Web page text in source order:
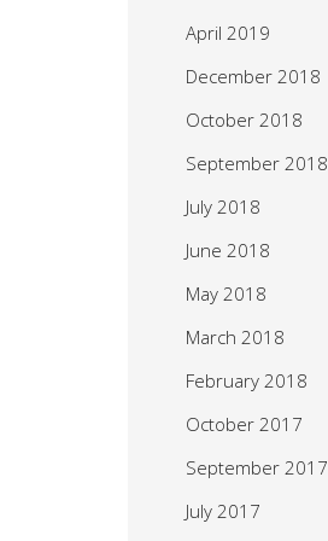
April 2019
December 2018
October 2018
September 2018
July 2018
June 2018
May 2018
March 2018
February 2018
October 2017
September 2017
July 2017